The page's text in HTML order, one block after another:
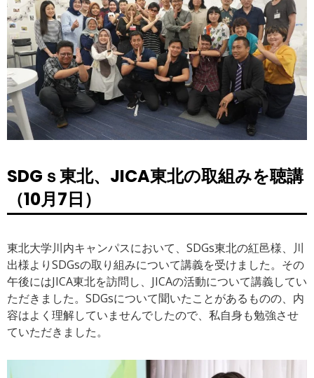
SDGｓ東北、JICA東北の取組みを聴講
（10月7日）
東北大学川内キャンパスにおいて、SDGs東北の紅邑様、川
出様よりSDGsの取り組みについて講義を受けました。その
午後にはJICA東北を訪問し、JICAの活動について講義してい
ただきました。SDGsについて聞いたことがあるものの、内
容はよく理解していませんでしたので、私自身も勉強させ
ていただきました。